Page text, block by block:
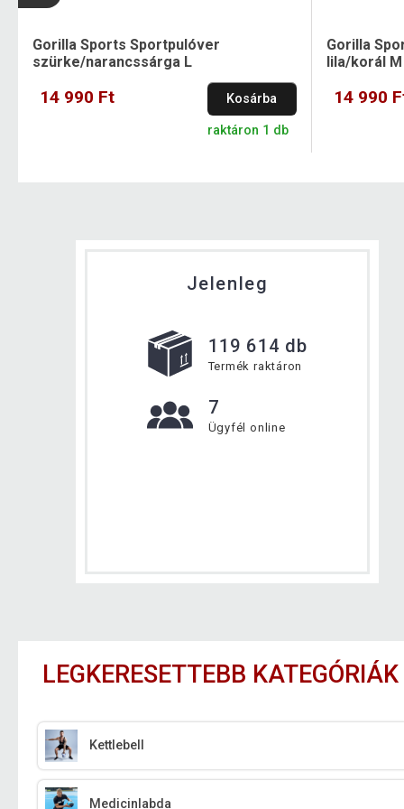
Gorilla Sports Sportpulóver
szürke/narancssárga L
14 990 Ft Kosárba
raktáron 1 db
Gorilla
lila/korál M
14 990
Jelenleg
119 614 db
Termék raktáron
7
Ügyfél online
LEGKERESETTEBB KATEGÓRIÁK
Kettlebell
Medicinlabda